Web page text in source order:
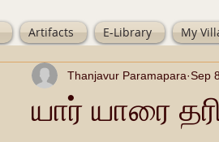
Artifacts E-Library My
யார் யாரை
Thanjavur Paramapara Sep